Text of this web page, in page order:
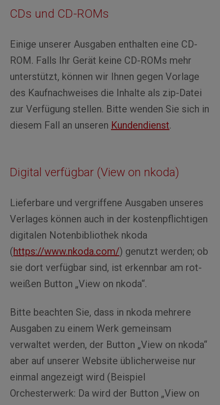
CDs und CD-ROMs
Einige unserer Ausgaben enthalten eine CD-
ROM. Falls Ihr Gerät keine CD-ROMs mehr
unterstützt, können wir Ihnen gegen Vorlage
des Kaufnachweises die Inhalte als zip-Datei
zur Verfügung stellen. Bitte wenden Sie sich in
diesem Fall an unseren Kundendienst.
Digital verfügbar (View on nkoda)
Lieferbare und vergriffene Ausgaben unseres
Verlages können auch in der kostenpflichtigen
digitalen Notenbibliothek nkoda
(https://www.nkoda.com/) genutzt werden; ob
sie dort verfügbar sind, ist erkennbar am rot-
weißen Button „View on nkoda“.
Bitte beachten Sie, dass in nkoda mehrere
Ausgaben zu einem Werk gemeinsam
verwaltet werden, der Button „View on nkoda“
aber auf unserer Website üblicherweise nur
einmal angezeigt wird (Beispiel
Orchesterwerk: Da wird der Button „View on